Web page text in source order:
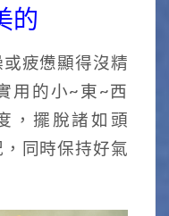
的
疲憊顯得沒精
用的小~東~西
，擺脫諸如頭
同時保持好氣